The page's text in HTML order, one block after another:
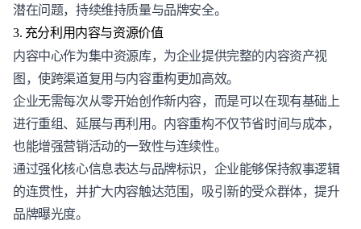
潜在问题，持续维持质量与品牌安全。
3. 充分利用内容与资源价值
内容中心作为集中资源库，为企业提供完整的内容资产视
图，使跨渠道复用与内容重构更加高效。
企业无需每次从零开始创作新内容，而是可以在现有基础上
进行重组、延展与再利用。内容重构不仅节省时间与成本，
也能增强营销活动的一致性与连续性。
通过强化核心信息表达与品牌标识，企业能够保持叙事逻辑
的连贯性，并扩大内容触达范围，吸引新的受众群体，提升
品牌曝光度。